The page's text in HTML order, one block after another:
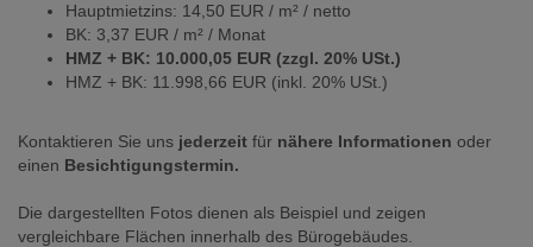
Hauptmietzins: 14,50 EUR / m² / netto
BK: 3,37 EUR / m² / Monat
HMZ + BK: 10.000,05 EUR (zzgl. 20% USt.)
HMZ + BK: 11.998,66 EUR (inkl. 20% USt.)
Kontaktieren Sie uns jederzeit für nähere Informationen oder
einen Besichtigungstermin.
Die dargestellten Fotos dienen als Beispiel und zeigen
vergleichbare Flächen innerhalb des Bürogebäudes.